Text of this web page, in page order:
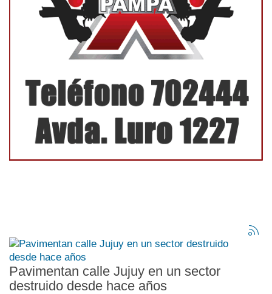
Pavimentan calle Jujuy en un sector
destruido desde hace años